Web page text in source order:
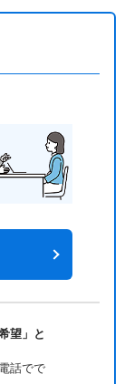
望」と
話でで